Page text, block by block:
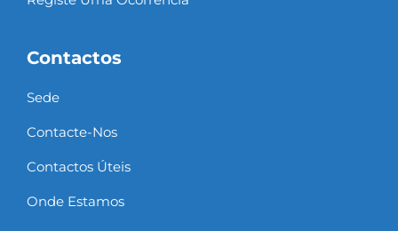
Contactos
Sede
Contacte-Nos
Contactos Úteis
Onde Estamos